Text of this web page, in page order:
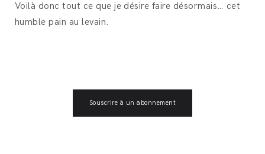
Voilà donc tout ce que je désire faire désormais… cet
humble pain au levain.
Souscrire à un abonnement